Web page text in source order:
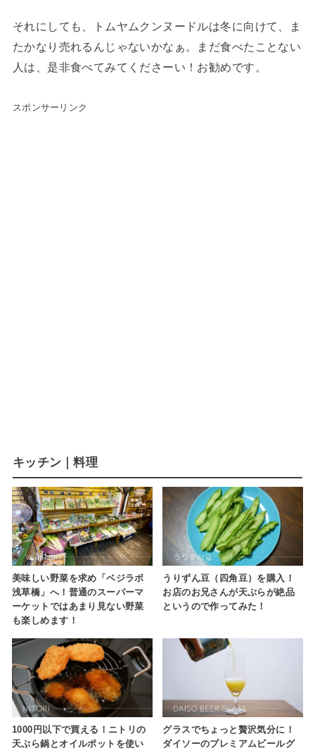
それにしても、トムヤムクンヌードルは冬に向けて、ま
たかなり売れるんじゃないかなぁ。まだ食べたことない
人は、是非食べてみてくださーい！お勧めです。
スポンサーリンク
キッチン｜料理
美味しい野菜を求め「ベジラボ
浅草橋」へ！普通のスーパーマ
ーケットではあまり見ない野菜
も楽しめます！
うりずん豆（四角豆）を購入！
お店のお兄さんが天ぷらが絶品
というので作ってみた！
1000円以下で買える！ニトリの
天ぷら鍋とオイルポットを使い
グラスでちょっと贅沢気分に！
ダイソーのプレミアムビールグ